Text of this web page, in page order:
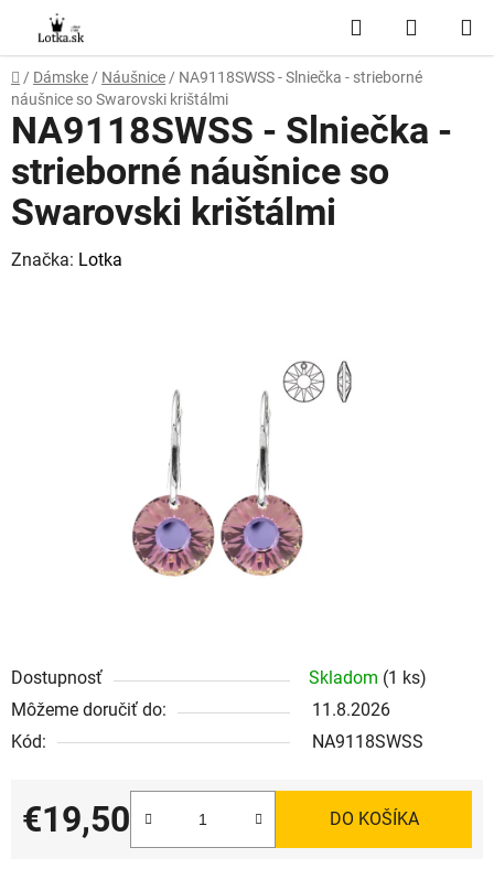
obsah
Hľadať
KOŠÍK
Domov
/ Dámske / Náušnice / NA9118SWSS - Slniečka - strieborné
náušnice so Swarovski krištálmi
Dostupnosť Skladom (1 ks)
Môžeme doručiť do:
11.8.2026
Kód:
NA9118SWSS
€19,50
Jednotková cena:
DO KOŠÍKA
NA9118SWSS - Slniečka -
strieborné náušnice so
Swarovski krištálmi
Značka: Lotka